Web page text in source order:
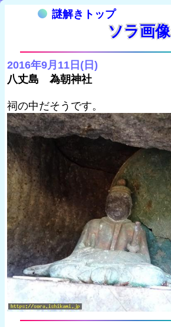
謎解きトップ
ソラ画像
2016年9月11日(日)
八丈島 為朝神社
祠の中だそうです。